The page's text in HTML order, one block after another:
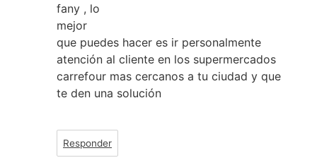
fany , lo
mejor
que puedes hacer es ir personalmente
atención al cliente en los supermercados
carrefour mas cercanos a tu ciudad y que
te den una solución
Responder